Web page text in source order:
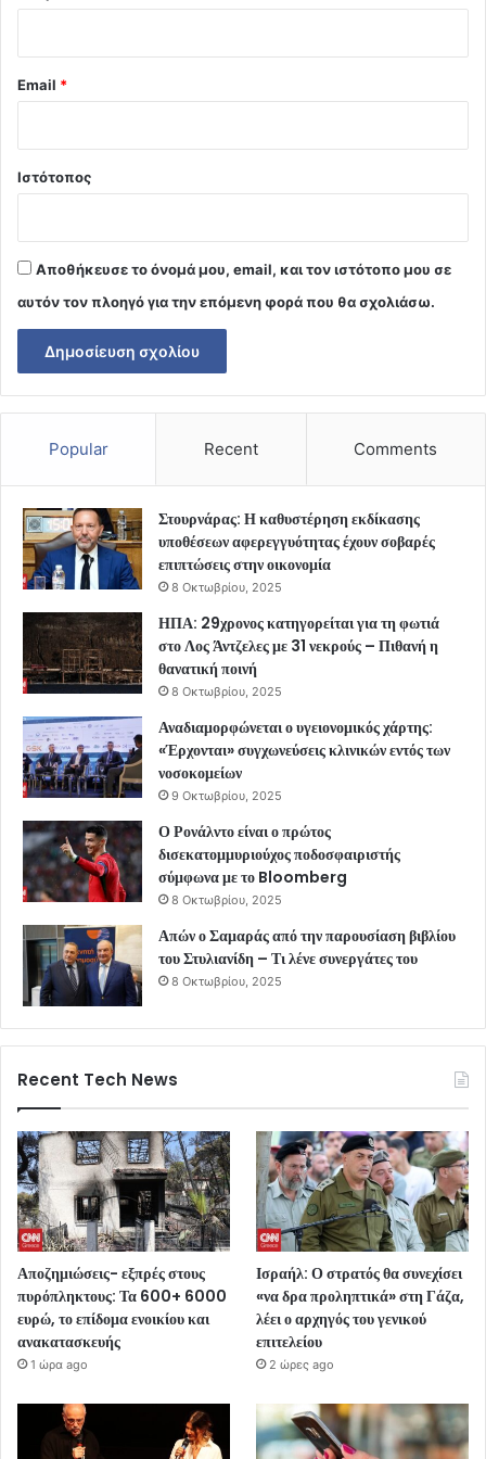
Email *
Ιστότοπος
Αποθήκευσε το όνομά μου, email, και τον ιστότοπο μου σε
αυτόν τον πλοηγό για την επόμενη φορά που θα σχολιάσω.
Popular Recent Comments
Στουρνάρας: Η καθυστέρηση εκδίκασης
υποθέσεων αφερεγγυότητας έχουν σοβαρές
επιπτώσεις στην οικονομία
8 Οκτωβρίου, 2025
ΗΠΑ: 29χρονος κατηγορείται για τη φωτιά
στο Λος Άντζελες με 31 νεκρούς – Πιθανή η
θανατική ποινή
8 Οκτωβρίου, 2025
Αναδιαμορφώνεται ο υγειονομικός χάρτης:
«Έρχονται» συγχωνεύσεις κλινικών εντός των
νοσοκομείων
9 Οκτωβρίου, 2025
Ο Ρονάλντο είναι ο πρώτος
δισεκατομμυριούχος ποδοσφαιριστής
σύμφωνα με το Bloomberg
8 Οκτωβρίου, 2025
Απών ο Σαμαράς από την παρουσίαση βιβλίου
του Στυλιανίδη – Τι λένε συνεργάτες του
8 Οκτωβρίου, 2025
Recent Tech News
Αποζημιώσεις- εξπρές στους
πυρόπληκτους: Τα 600+ 6000
ευρώ, το επίδομα ενοικίου και
ανακατασκευής
1 ώρα ago
Ισραήλ: Ο στρατός θα συνεχίσει
«να δρα προληπτικά» στη Γάζα,
λέει ο αρχηγός του γενικού
επιτελείου
2 ώρες ago